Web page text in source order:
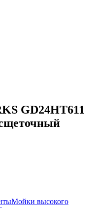
GD24HT611
Мойки высокого